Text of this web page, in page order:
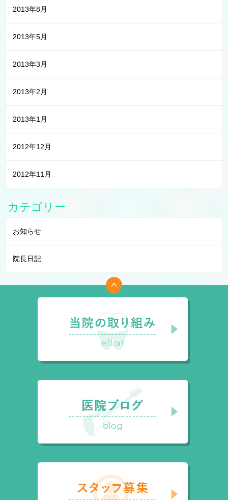
2013年8月
2013年5月
2013年3月
2013年2月
2013年1月
2012年12月
2012年11月
カテゴリー
お知らせ
院長日記